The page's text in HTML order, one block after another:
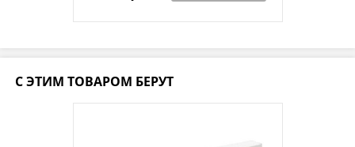
С ЭТИМ ТОВАРОМ БЕРУТ